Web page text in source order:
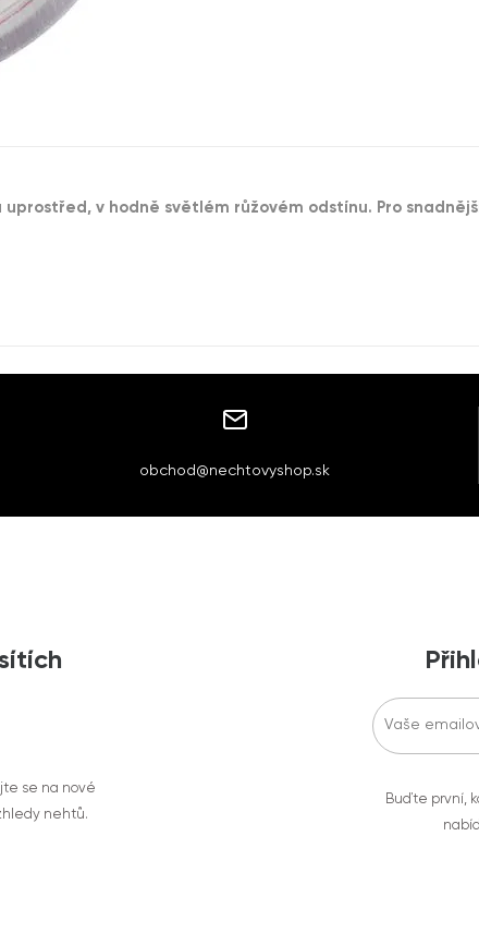
v hodně světlém růžovém odstínu. Pro
obchod@nechtovyshop.sk
se na nové
nehtů.
Buďte první,